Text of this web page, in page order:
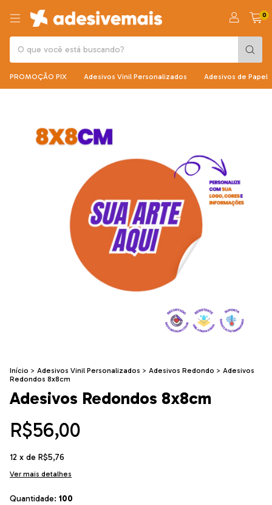
0
PROMOÇÃO PIX Adesivos Vinil Personalizados Adesivos de Papel
Início > Adesivos Vinil Personalizados > Adesivos Redondo > Adesivos
Redondos 8x8cm
Adesivos Redondos 8x8cm
R$56,00
12 x de R$5,76
Ver mais detalhes
Quantidade: 100